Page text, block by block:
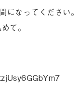
になってください。
て。